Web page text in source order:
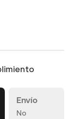
Envío
No